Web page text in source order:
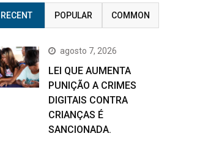
RECENT POPULAR COMMON
agosto 7, 2026
LEI QUE AUMENTA
PUNIÇÃO A CRIMES
DIGITAIS CONTRA
CRIANÇAS É
SANCIONADA.